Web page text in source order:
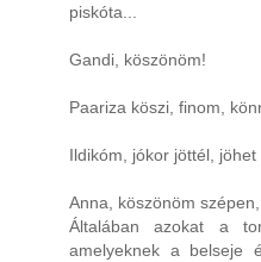
piskóta...
Gandi, köszönöm!
Paariza köszi, finom,
Ildikóm, jókor jöttél,
Anna, köszönöm
Általában azokat a
amelyeknek a belseje